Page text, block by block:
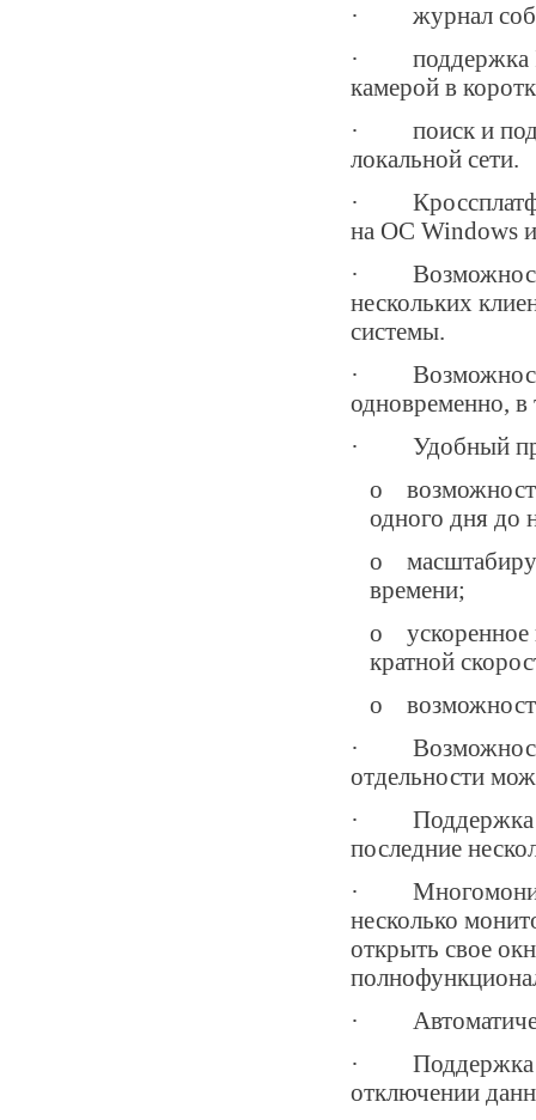
· журнал
· поддержка
камерой в
· поиск и
локальной сети.
·
на ОС Windows
· Возможность
нескольких
системы.
· Возможность
одновременно, в
· Удобный
o
одного дня до
o
времени;
o ускоренное
кратной
o
· Возможность
отдельности
· Поддержка
последние
·
несколько
открыть свое
·
· Поддержка
отключении